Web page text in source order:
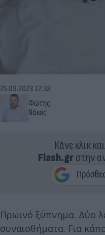
Φώτης
Νάκος
25.09.2023 12:38
Κάνε κλικ
Flash.grστην
Πρωινό ξύπνημα. Δύο
συναισθήματα. Για